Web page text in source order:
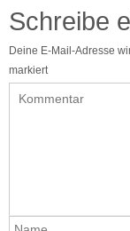
Schreibe
Deine E-Mail-Adresse
markiert